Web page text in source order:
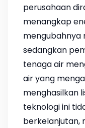
perusahaan
menangkap
mengubahnya
sedangkan
tenaga air
air yang
menghasilkan
teknologi ini
berkelanjutan,